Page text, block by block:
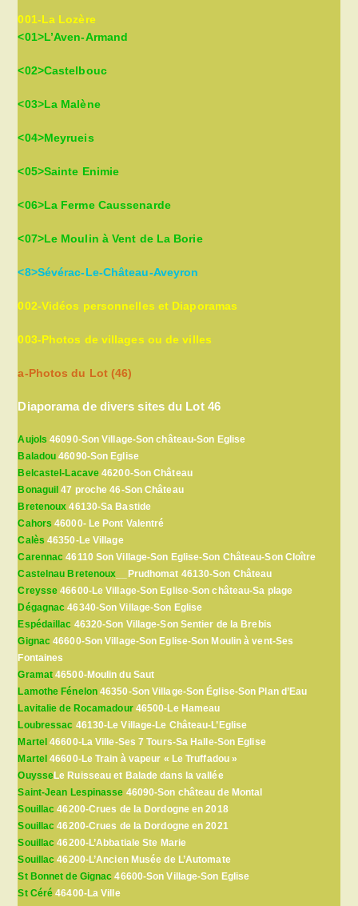
001-La Lozère
<01>L’Aven-Armand
<02>Castelbouc
<03>La Malène
<04>Meyrueis
<05>Sainte Enimie
<06>La Ferme Caussenarde
<07>Le Moulin à Vent de La Borie
<8>Sévérac-Le-Château-Aveyron
002-Vidéos personnelles et Diaporamas
003-Photos de villages ou de villes
a-Photos du Lot (46)
Diaporama de divers sites du Lot 46
Aujols 46090-Son Village-Son château-Son Eglise
Baladou 46090-Son Eglise
Belcastel-Lacave 46200-Son Château
Bonaguil 47 proche 46-Son Château
Bretenoux 46130-Sa Bastide
Cahors 46000- Le Pont Valentré
Calès 46350-Le Village
Carennac 46110 Son Village-Son Eglise-Son Château-Son Cloître
Castelnau Bretenoux __Prudhomat 46130-Son Château
Creysse 46600-Le Village-Son Eglise-Son château-Sa plage
Dégagnac 46340-Son Village-Son Eglise
Espédaillac 46320-Son Village-Son Sentier de la Brebis
Gignac 46600-Son Village-Son Eglise-Son Moulin à vent-Ses
Fontaines
Gramat 46500-Moulin du Saut
Lamothe Fénelon46350-Son Village-Son Église-Son Plan d’Eau
Lavitalie de Rocamadour46500-Le Hameau
Loubressac 46130-Le Village-Le Château-L’Eglise
Martel 46600-La Ville-Ses 7 Tours-Sa Halle-Son Eglise
Martel 46600-Le Train à vapeur « Le Truffadou »
OuysseLe Ruisseau et Balade dans la vallée
Saint-Jean Lespinasse 46090-Son château de Montal
Souillac 46200-Crues de la Dordogne en 2018
Souillac 46200-Crues de la Dordogne en 2021
Souillac 46200-L’Abbatiale Ste Marie
Souillac 46200-L’Ancien Musée de L’Automate
St Bonnet de Gignac 46600-Son Village-Son Eglise
St Céré 46400-La Ville